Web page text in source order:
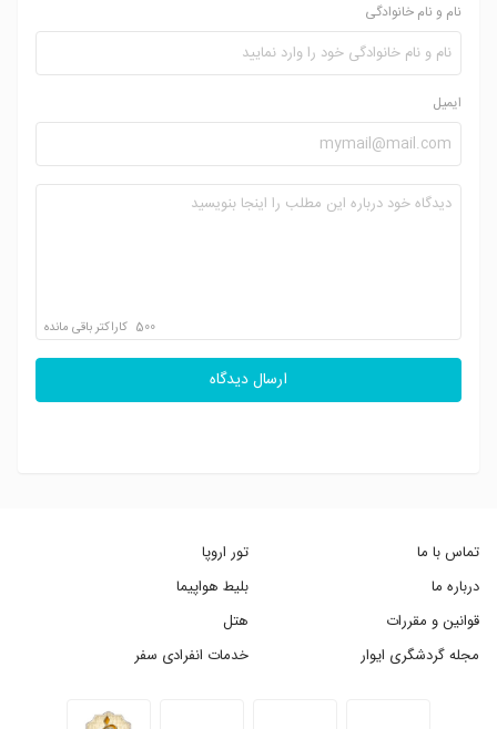
نام و نام خانوادگی
ایمیل
500 کاراکتر باقی مانده
ارسال دیدگاه
تماس با ما
درباره ما
قوانین و مقررات
مجله گردشگری ایوار
تور اروپا
بلیط هواپیما
هتل
خدمات انفرادی سفر